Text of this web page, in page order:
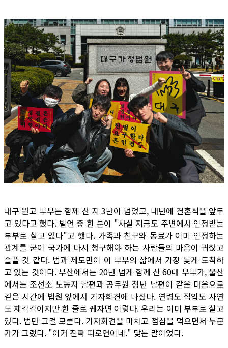
대구 원고 부부는 함께 산 지 3년이 넘었고, 내년에 결혼식을 앞두
고 있다고 했다. 발언 중 한 분이 "사실 지금도 주변에서 인정받는
부부로 살고 있다"고 했다. 가족과 친구와 동료가 이미 인정하는
관계를 굳이 국가에 다시 청구해야 하는 사람들의 마음이 귀찮고
슬플 것 같다. 법과 제도만이 이 부부의 삶에서 가장 늦게 도착하
고 있는 것이다. 부산에서는 20년 넘게 함께 산 60대 부부가, 울산
에서는 조선소 노동자 남편과 공무원 청년 남편이 같은 마음으로
같은 시간에 법원 앞에서 기자회견에 나섰다. 연령도 직업도 사연
도 제각각이지만 한 줄로 꿰자면 이렇다. 우리는 이미 부부로 살고
있다. 법만 그걸 모른다. 기자회견을 마치고 점심을 먹으면서 누군
가가 그랬다. "이거 진짜 피로연이네." 맞는 말이었다.